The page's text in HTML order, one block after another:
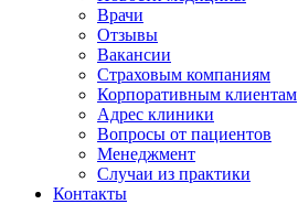
Врачи
Отзывы
Вакансии
Страховым компаниям
Корпоративным клиентам
Адрес клиники
Вопросы от пациентов
Менеджмент
Случаи из практики
Контакты